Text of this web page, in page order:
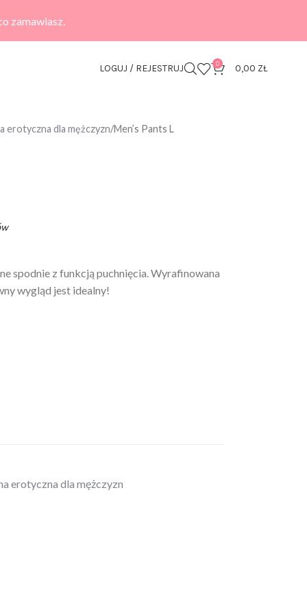
zamawiasz.
LOGUJ / REJESTRUJ 0 0,00 ZŁ
erotyczna dla mężczyzn Men’s Pants L
spodnie z funkcją puchnięcia. Wyrafinowana
wygląd jest idealny!
erotyczna dla mężczyzn